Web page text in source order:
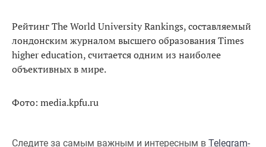
Рейтинг The World University Rankings, составляемый
лондонским журналом высшего образования Тimes
higher education, считается одним из наиболее
объективных в мире.
Фото: media.kpfu.ru
Следите за самым важным и интересным в Telegram-